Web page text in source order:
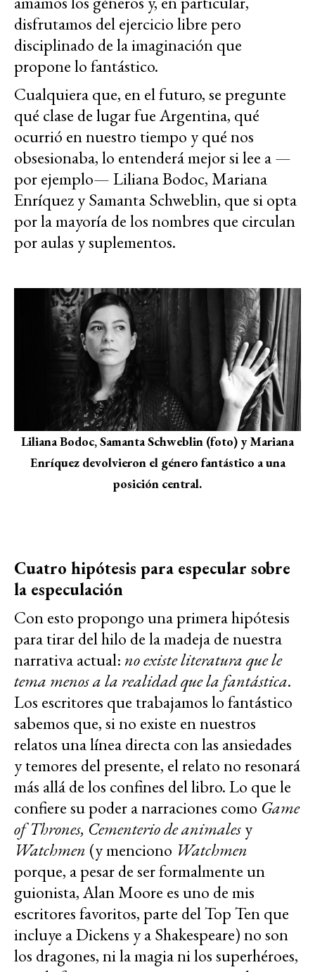
disfrutamos del ejercicio libre pero
disciplinado de la imaginación que
propone lo fantástico.
Cualquiera que, en el futuro, se pregunte
qué clase de lugar fue Argentina, qué
ocurrió en nuestro tiempo y qué nos
obsesionaba, lo entenderá mejor si lee a —
por ejemplo— Liliana Bodoc, Mariana
Enríquez y Samanta Schweblin, que si opta
por la mayoría de los nombres que circulan
por aulas y suplementos.
Liliana Bodoc, Samanta Schweblin (foto) y Mariana
Enríquez devolvieron el género fantástico a una
posición central.
Cuatro hipótesis para especular sobre
la especulación
Con esto propongo una primera hipótesis
para tirar del hilo de la madeja de nuestra
narrativa actual: no existe literatura que le
tema menos a la realidad que la fantástica.
Los escritores que trabajamos lo fantástico
sabemos que, si no existe en nuestros
relatos una línea directa con las ansiedades
y temores del presente, el relato no resonará
más allá de los confines del libro. Lo que le
confiere su poder a narraciones como Game
of Thrones, Cementerio de animalesy
Watchmen (y menciono Watchmen
porque, a pesar de ser formalmente un
guionista, Alan Moore es uno de mis
escritores favoritos, parte del Top Ten que
incluye a Dickens y a Shakespeare) no son
los dragones, ni la magia ni los superhéroes,